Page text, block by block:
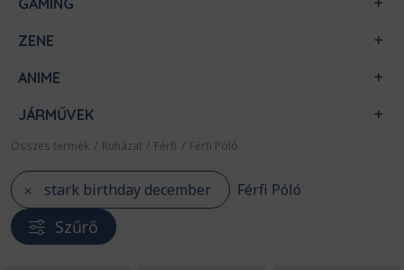
GAMING
ZENE
ANIME
JÁRMŰVEK
Összes termék / Ruházat / Férfi / Férfi Póló
stark birthday december Férfi Póló
Szűrő